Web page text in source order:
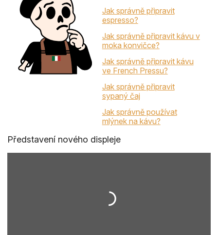
Jak správně připravit
espresso?
Jak správně připravit kávu v
moka konvičce?
Jak správně připravit kávu
ve French Pressu?
Jak správně připravit
sypaný čaj
Jak správně používat
mlýnek na kávu?
Představení nového displeje